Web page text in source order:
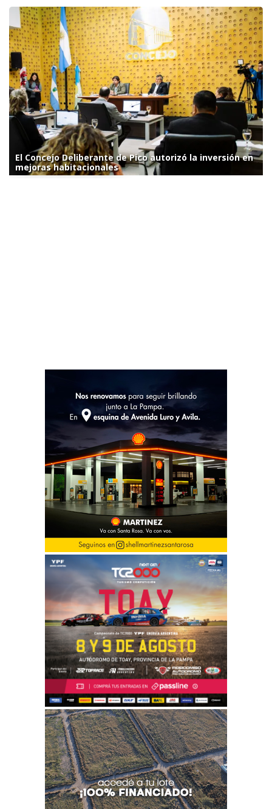
El Concejo Deliberante de Pico autorizó la inversión en
mejoras habitacionales